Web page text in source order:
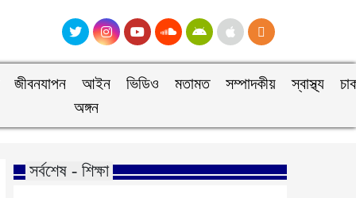
জীবনযাপন
আইন
অঙ্গন
ভিডিও মতামত সম্পাদকীয় স্বাস্থ্য
সর্বশেষ - শিক্ষা